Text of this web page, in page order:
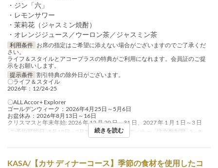
・ジン「六」
・レモンサワー
・茉莉花（ジャスミン焼酎）
・オレンジジュース／ウーロン茶／ジャスミン茶
利用条件 お席の指定はご希望に添えない場合がございますのでご了承くだ
さい。
ライフ＆スタイルとアコープラスの特典がご利用になれます。会員証のご提
示をお願いします。
提示条件 割引特典の除外日がございます。
〇ライフ＆スタイル
2026年：12/24-25
〇ALL Accor+ Explorer
ゴールデンウィーク：2026年4月25日～5月6日
お盆休み：2026年8月13日～16日
クリスマスと年末年始: 2026 年 12 月 20 日～31 日、2027 年 1 月 1 日～3 日
ご予約可能日
5月10日 ~ 9月30日 食事時間 ディナー 注文数制限 2 ~ 8
続きを読む
KASA/【カサ ディナーコース】季節の食材を使用したコ